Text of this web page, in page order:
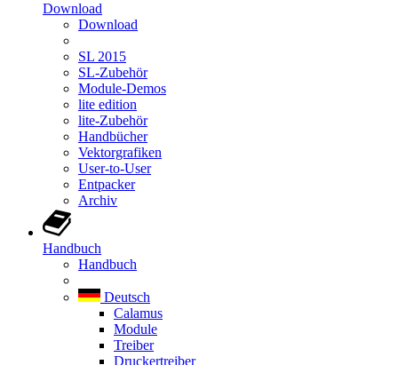
Download
Download
SL 2015
SL-Zubehör
Module-Demos
lite edition
lite-Zubehör
Handbücher
Vektorgrafiken
User-to-User
Entpacker
Archiv
Handbuch
Handbuch
Deutsch
Calamus
Module
Treiber
Druckertreiber